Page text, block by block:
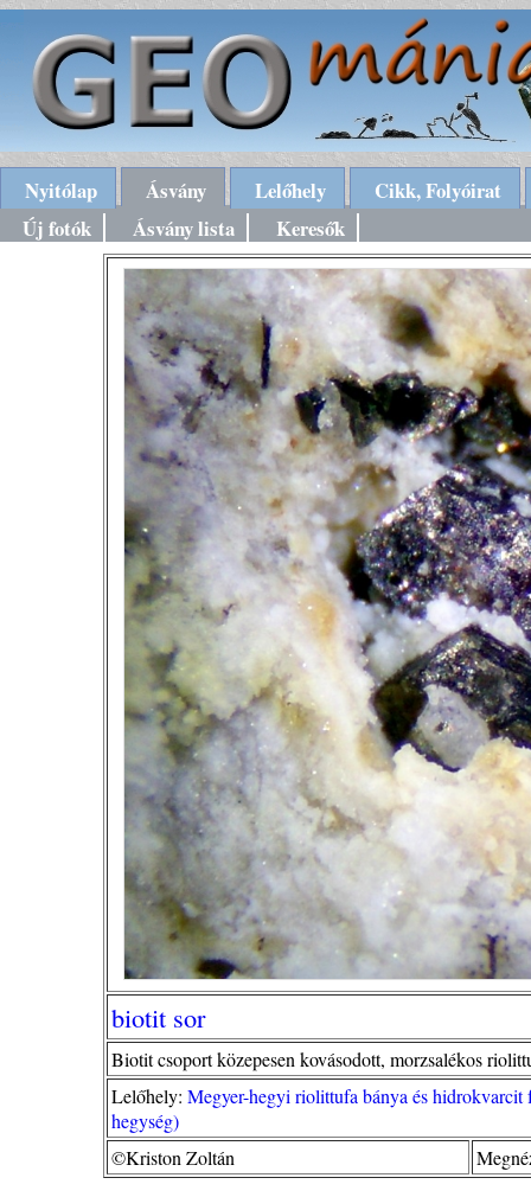
Nyitólap Ásvány Lelőhely
Cikk, Folyóirat
Új fotók
Ásvány lista Keresők
biotit sor
Biotit csoport közepesen kovásodott, morzsalékos
Lelőhely: Megyer-hegyi riolittufa bánya és hidrokvarcit
hegység)
©Kriston Zoltán